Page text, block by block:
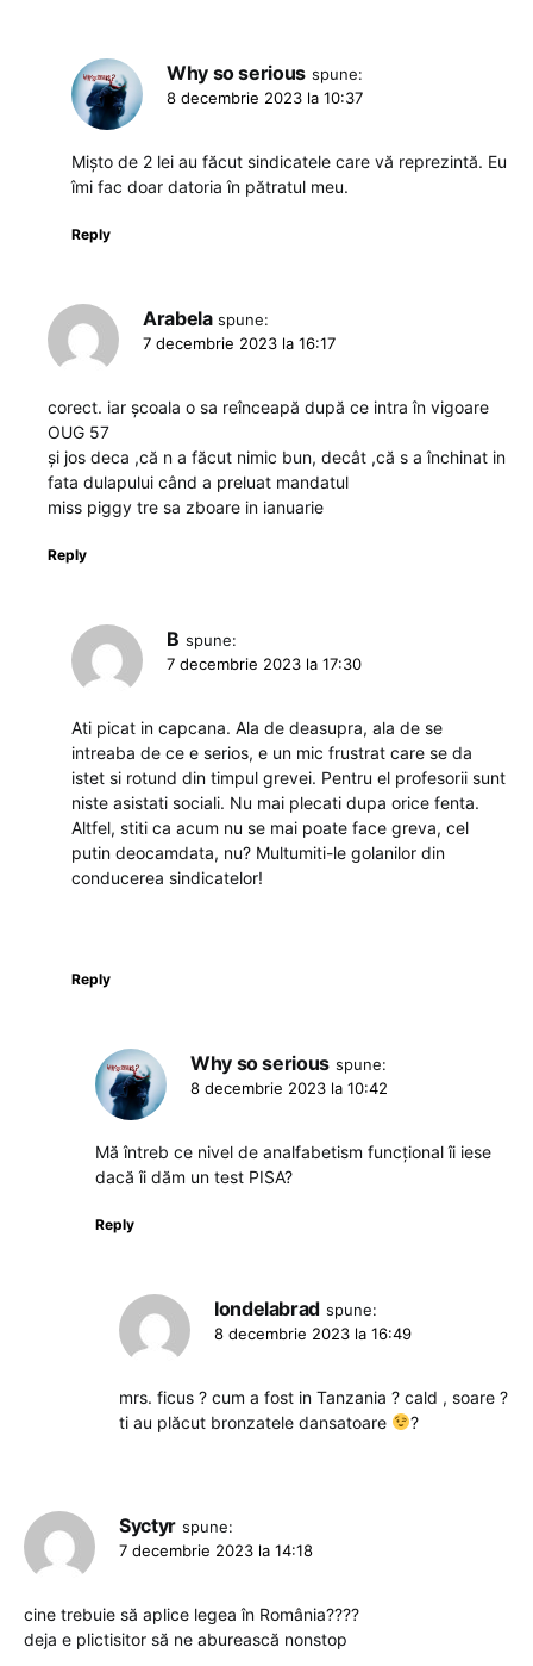
Why so serious spune:
8 decembrie 2023 la 10:37
Mișto de 2 lei au făcut sindicatele care vă reprezintă. Eu
îmi fac doar datoria în pătratul meu.
Reply
Arabela spune:
7 decembrie 2023 la 16:17
corect. iar școala o sa reînceapă după ce intra în vigoare
OUG 57
și jos deca ,că n a făcut nimic bun, decât ,că s a închinat in
fata dulapului când a preluat mandatul
miss piggy tre sa zboare in ianuarie
Reply
B spune:
7 decembrie 2023 la 17:30
Ati picat in capcana. Ala de deasupra, ala de se
intreaba de ce e serios, e un mic frustrat care se da
istet si rotund din timpul grevei. Pentru el profesorii sunt
niste asistati sociali. Nu mai plecati dupa orice fenta.
Altfel, stiti ca acum nu se mai poate face greva, cel
putin deocamdata, nu? Multumiti-le golanilor din
conducerea sindicatelor!
Reply
Why so serious spune:
8 decembrie 2023 la 10:42
Mă întreb ce nivel de analfabetism funcțional îi iese
dacă îi dăm un test PISA?
Reply
Iondelabrad spune:
8 decembrie 2023 la 16:49
mrs. ficus ? cum a fost in Tanzania ? cald , soare ?
ti au plăcut bronzatele dansatoare
?
Syctyr spune:
7 decembrie 2023 la 14:18
cine trebuie să aplice legea în România????
deja e plictisitor să ne aburească nonstop